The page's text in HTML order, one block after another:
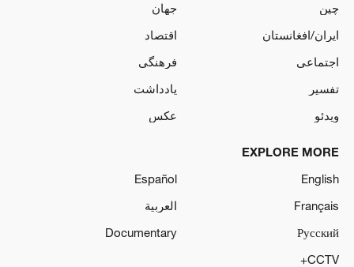
چین
جهان
ایران/افغانستان
اقتصاد
اجتماعی
فرهنگی
تفسیر
یادداشت
ویدئو
عکس
EXPLORE MORE
English
Español
Français
العربية
Русский
Documentary
CCTV+